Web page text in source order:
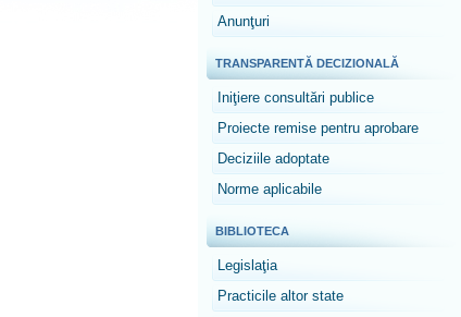
Anunţuri
TRANSPARENTĂ DECIZIONALĂ
Iniţiere consultări publice
Proiecte remise pentru aprobare
Deciziile adoptate
Norme aplicabile
BIBLIOTECA
Legislaţia
Practicile altor state